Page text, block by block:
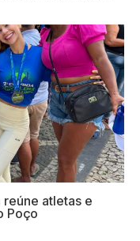
reúne atletas e
Poço